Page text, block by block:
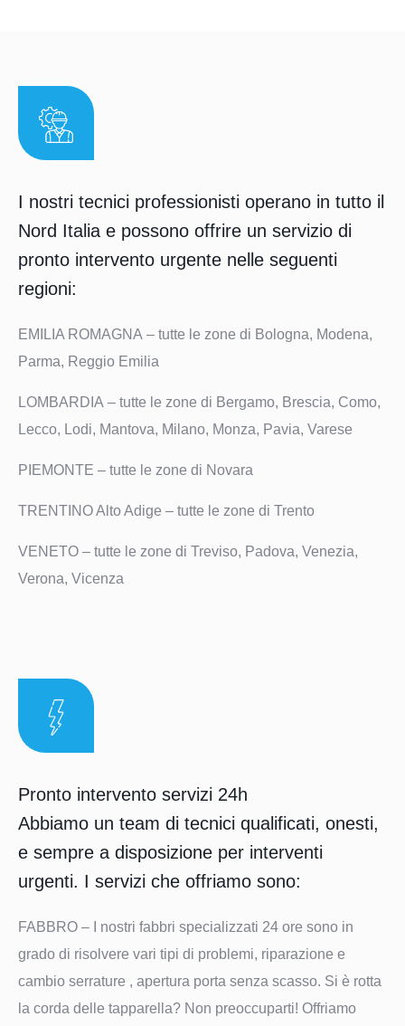
I nostri tecnici professionisti operano in tutto il
Nord Italia e possono offrire un servizio di
pronto intervento urgente nelle seguenti
regioni:
EMILIA ROMAGNA – tutte le zone di Bologna, Modena,
Parma, Reggio Emilia
LOMBARDIA – tutte le zone di Bergamo, Brescia, Como,
Lecco, Lodi, Mantova, Milano, Monza, Pavia, Varese
PIEMONTE – tutte le zone di Novara
TRENTINOAlto Adige – tutte le zone di Trento
VENETO – tutte le zone di Treviso, Padova, Venezia,
Verona, Vicenza
Pronto intervento servizi 24h
Abbiamo un team di tecnici qualificati, onesti,
e sempre a disposizione per interventi
urgenti. I servizi che offriamo sono:
FABBRO – I nostri fabbri specializzati 24 ore sono in
grado di risolvere vari tipi di problemi, riparazione e
cambio serrature , apertura porta senza scasso. Si è rotta
la corda delle tapparella? Non preoccuparti! Offriamo